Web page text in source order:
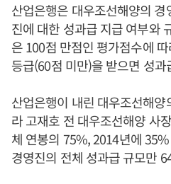
산업은행은 대우조선해양의
진에 대한 성과급 지급 여부와
은 100점 만점인 평가점수에
등급(60점 미만)을 받으면 성
산업은행이 내린 대우조선해
라 고재호 전 대우조선해양 사
체 연봉의 75%, 2014년에
경영진의 전체 성과급 규모만